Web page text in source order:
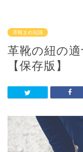
革靴まめ知識
革靴の紐の
【保存版】